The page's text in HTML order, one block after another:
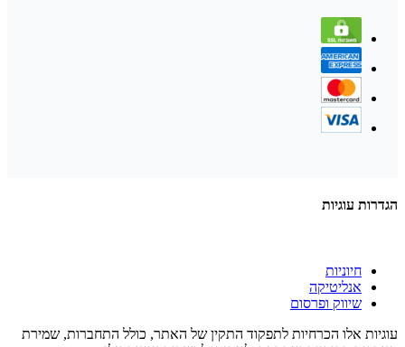
הגדרות עוגיות
חיוניות
אנליטיקה
שיווק ופרסום
עוגיות אלו הכרחיות לתפקוד התקין של האתר, כולל התחברות, שמירת